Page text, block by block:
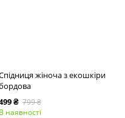
жіноча з екошкіри
₴ 799 ₴
В наявності